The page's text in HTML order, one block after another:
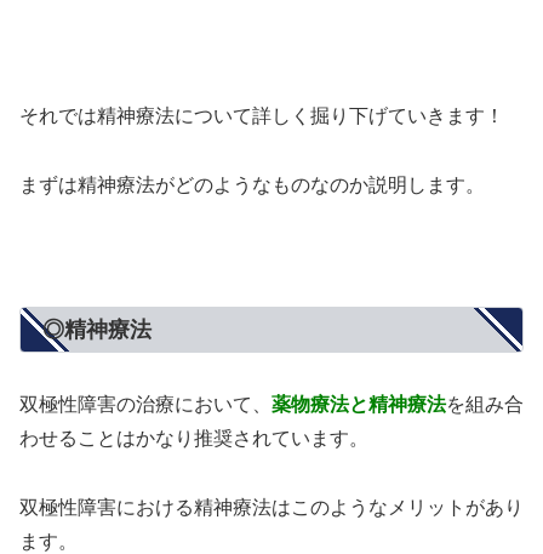
それでは精神療法について詳しく掘り下げていきます！
まずは精神療法がどのようなものなのか説明します。
◎精神療法
双極性障害の治療において、 薬物療法と精神療法を組み合
わせることはかなり推奨されています。
双極性障害における精神療法はこのようなメリットがあり
ます。